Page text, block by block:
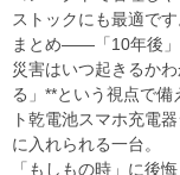
ストックにも最適です
まとめ――「10年後
災害はいつ起きるか
る」**という視点で
ト乾電池スマホ充電
に入れられる一台。
「もしもの時」に後